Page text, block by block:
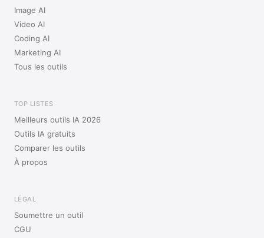
Image AI
Video AI
Coding AI
Marketing AI
Tous les outils
TOP LISTES
Meilleurs outils IA 2026
Outils IA gratuits
Comparer les outils
À propos
LÉGAL
Soumettre un outil
CGU